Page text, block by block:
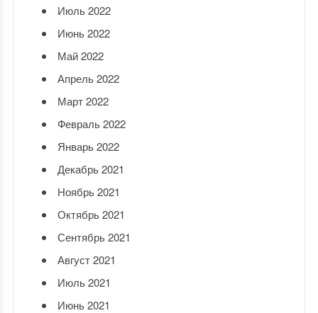
Июль 2022
Июнь 2022
Май 2022
Апрель 2022
Март 2022
Февраль 2022
Январь 2022
Декабрь 2021
Ноябрь 2021
Октябрь 2021
Сентябрь 2021
Август 2021
Июль 2021
Июнь 2021